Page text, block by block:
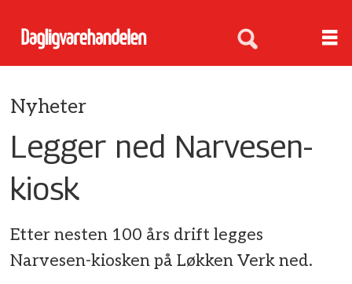
Nyheter
Legger ned Narvesen-
kiosk
Etter nesten 100 års drift legges
Narvesen-kiosken på Løkken Verk ned.